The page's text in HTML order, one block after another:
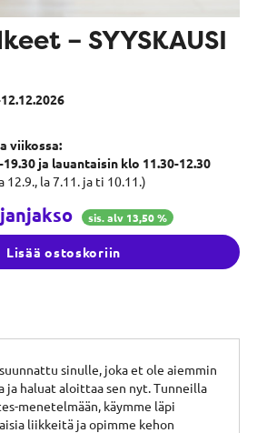
– SYYSKAUSI
viikossa:
ja lauantaisin klo 11.30-12.30
la 7.11. ja ti 10.11.)
sis. alv 13,50 %
Lisää ostoskoriin
sinulle, joka et ole aiemmin
haluat aloittaa sen nyt. Tunneilla
menetelmään, käymme läpi
liikkeitä ja opimme kehon